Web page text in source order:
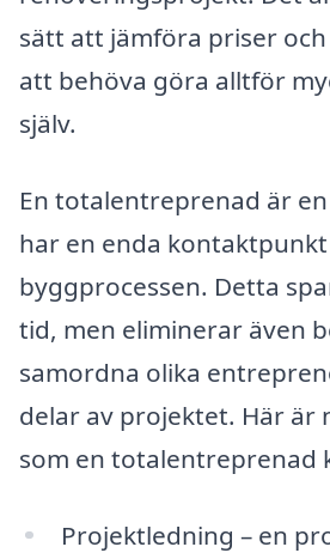
sätt att jämföra priser
att behöva göra alltför
själv.
En totalentreprenad är
har en enda
byggprocessen. Detta
tid, men eliminerar även
samordna olika
delar av projektet. Här är
som en totalentreprenad
Projektledning – en